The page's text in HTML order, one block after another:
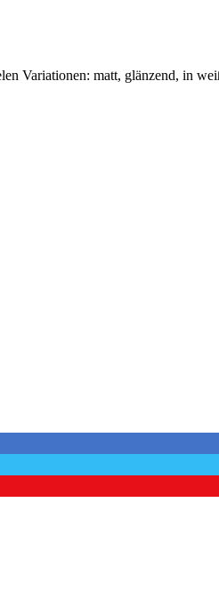
Variationen: matt, glänzend, in